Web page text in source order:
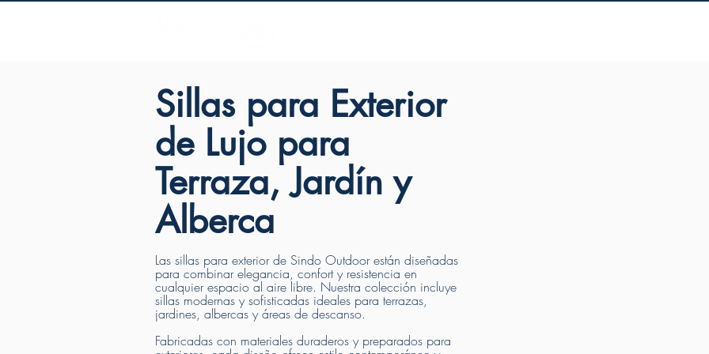
Sillas para Exterior
de Lujo para
Terraza, Jardín y
Alberca
Las sillas para exterior de Sindo Outdoor están diseñadas
para combinar elegancia, confort y resistencia en
cualquier espacio al aire libre. Nuestra colección incluye
sillas modernas y sofisticadas ideales para terrazas,
jardines, albercas y áreas de descanso.
Fabricadas con materiales duraderos y preparados para